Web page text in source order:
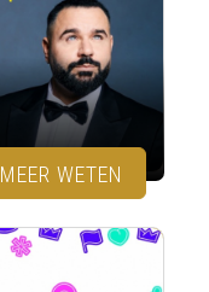
MEER WETEN